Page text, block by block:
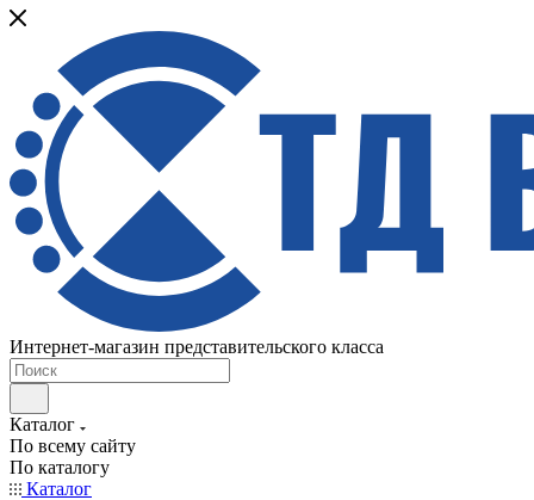
Интернет-магазин представительского класса
Каталог
По всему сайту
По каталогу
Каталог